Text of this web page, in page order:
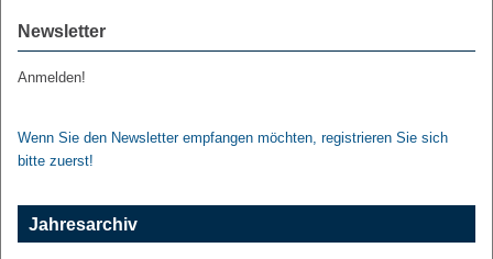
Newsletter
Anmelden!
Wenn Sie den Newsletter empfangen möchten, registrieren Sie sich
bitte zuerst!
Jahresarchiv